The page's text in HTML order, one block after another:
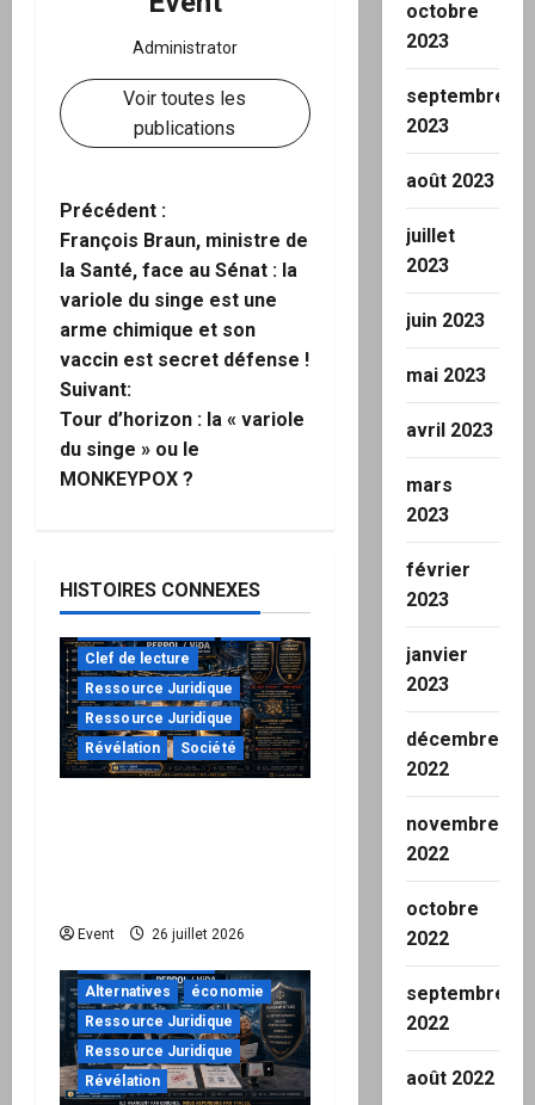
Administrator
Voir toutes les
publications
N
a
v
i
g
a
o
n
d
’
t
i
c
l
Précédent :
François Braun, ministre de
la Santé, face au Sénat : la
variole du singe est une
arme chimique et son
vaccin est secret défense !
Suivant:
Tour d’horizon : la « variole
du singe » ou le
MONKEYPOX ?
HISTOIRES CONNEXES
Clef de lecture
Ressource Juridique
Ressource Juridique
Révélation
Société
Event 26 juillet 2026
"URGENT"
Alternatives
économie
Ressource Juridique
Ressource Juridique
Révélation
octobre
2023
septembre
2023
août 2023
juillet
2023
juin 2023
mai 2023
avril 2023
mars
2023
février
2023
janvier
2023
décembre
2022
novembre
2022
octobre
2022
septembre
2022
août 2022